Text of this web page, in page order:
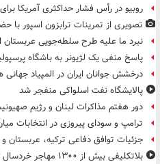
روبیو در رأس فشار حداکثری آمریکا
تصویری از تمرینات ترابزون اسپور با
نبرد ما علیه طرح سلطه‌جویی
پاسخ منفی یک لژیونر به باشگاه
درخشش جوانان ایران در المپیاد
پالایشگاه نفت اسلواکی منفجر شد
دور هفتم مذاکرات لبنان و رژیم
ترامپ و سودای پیروزی در انتخابات
جزئیات توافق دفاعی ترکیه، عربستان
بلاتکلیفی بیش از ۱۳۰۰ مهاجر خردسال در سئوتای اسپانیا